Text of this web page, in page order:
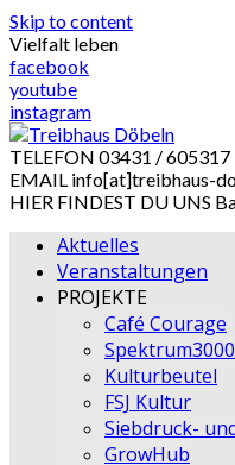
Skip to content
Vielfalt leben
facebook
youtube
instagram
TELEFON 03431 / 605317
EMAIL info[at]treibhaus-
HIER FINDEST DU UNS
Aktuelles
Veranstaltungen
PROJEKTE
Café Courage
Spektrum3000
Kulturbeutel
FSJ Kultur
Siebdruck-
GrowHub